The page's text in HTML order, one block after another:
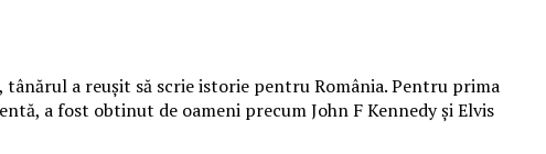
a reuşit să scrie istorie pentru România. Pentru prima
a fost obtinut de oameni precum John F Kennedy şi Elvis